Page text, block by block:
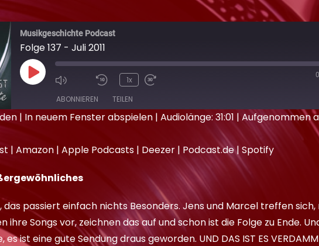
Musikgeschichte Podcast
Folge 137 - Juli 2011
1x
ABONNIEREN TEILEN
Apple Podcasts
Podcast.de Spotify
| In neuem Fenster abspielen | Audiolänge: 31:01 | Aufgenommen
| Amazon | Apple Podcasts | Deezer | Podcast.de| Spotify
das passiert einfach nichts Besonders. Jens und Marcel treffen
ihre Songs vor, zeichnen das auf und schon ist die Folge zu Ende.
ist eine gute Sendung draus geworden. UND DAS IST ES